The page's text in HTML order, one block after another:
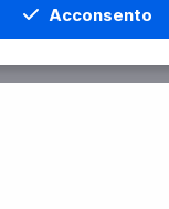
Acconsento
Materie Cerca